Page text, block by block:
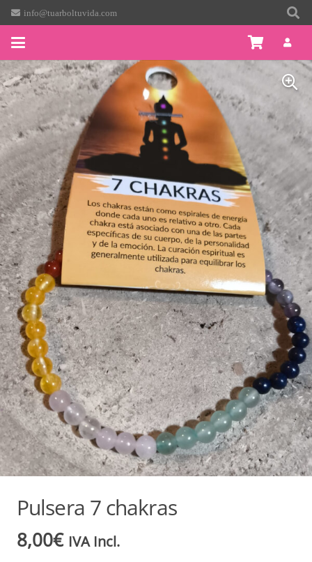
info@tuarboltuvida.com
Pulsera 7 chakras
8,00€ IVA Incl.